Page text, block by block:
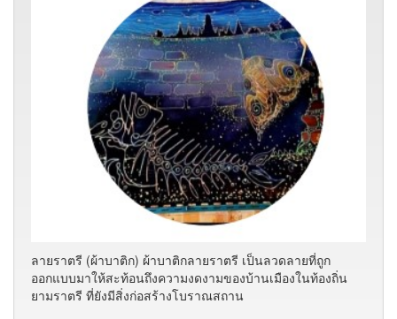
ลายราตรี (ผ้าบาติก) ผ้าบาติกลายราตรี เป็นลวดลายที่ถูก
ออกแบบมาให้สะท้อนถึงความงดงามของบ้านเมืองในท้องถิ่น
ยามราตรี ที่ยังมีสิ่งก่อสร้างโบราณสถาน
© 2026 ฐานข้อมูลท้องถิ่น จังหวัดกำแพงเพชร-ตาก
สำนักวิทยบริการและเทคโนโลยีสารสนเทศ มหาวิทยาลัยราชภัฏ
กำแพงเพชร ผู้เข้าชมทั้งหมด 9,278,584 คน